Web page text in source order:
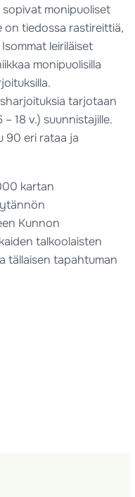
sopivat monipuoliset
on tiedossa rastireittiä,
leiriläiset
monipuolisilla
tarjotaan
18 v.) suunnistajille.
90 eri rataa ja
kartan
Kunnon
talkoolaisten
tällaisen tapahtuman